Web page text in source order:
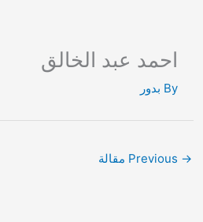
احمد عبد الخالق
By بدور
→